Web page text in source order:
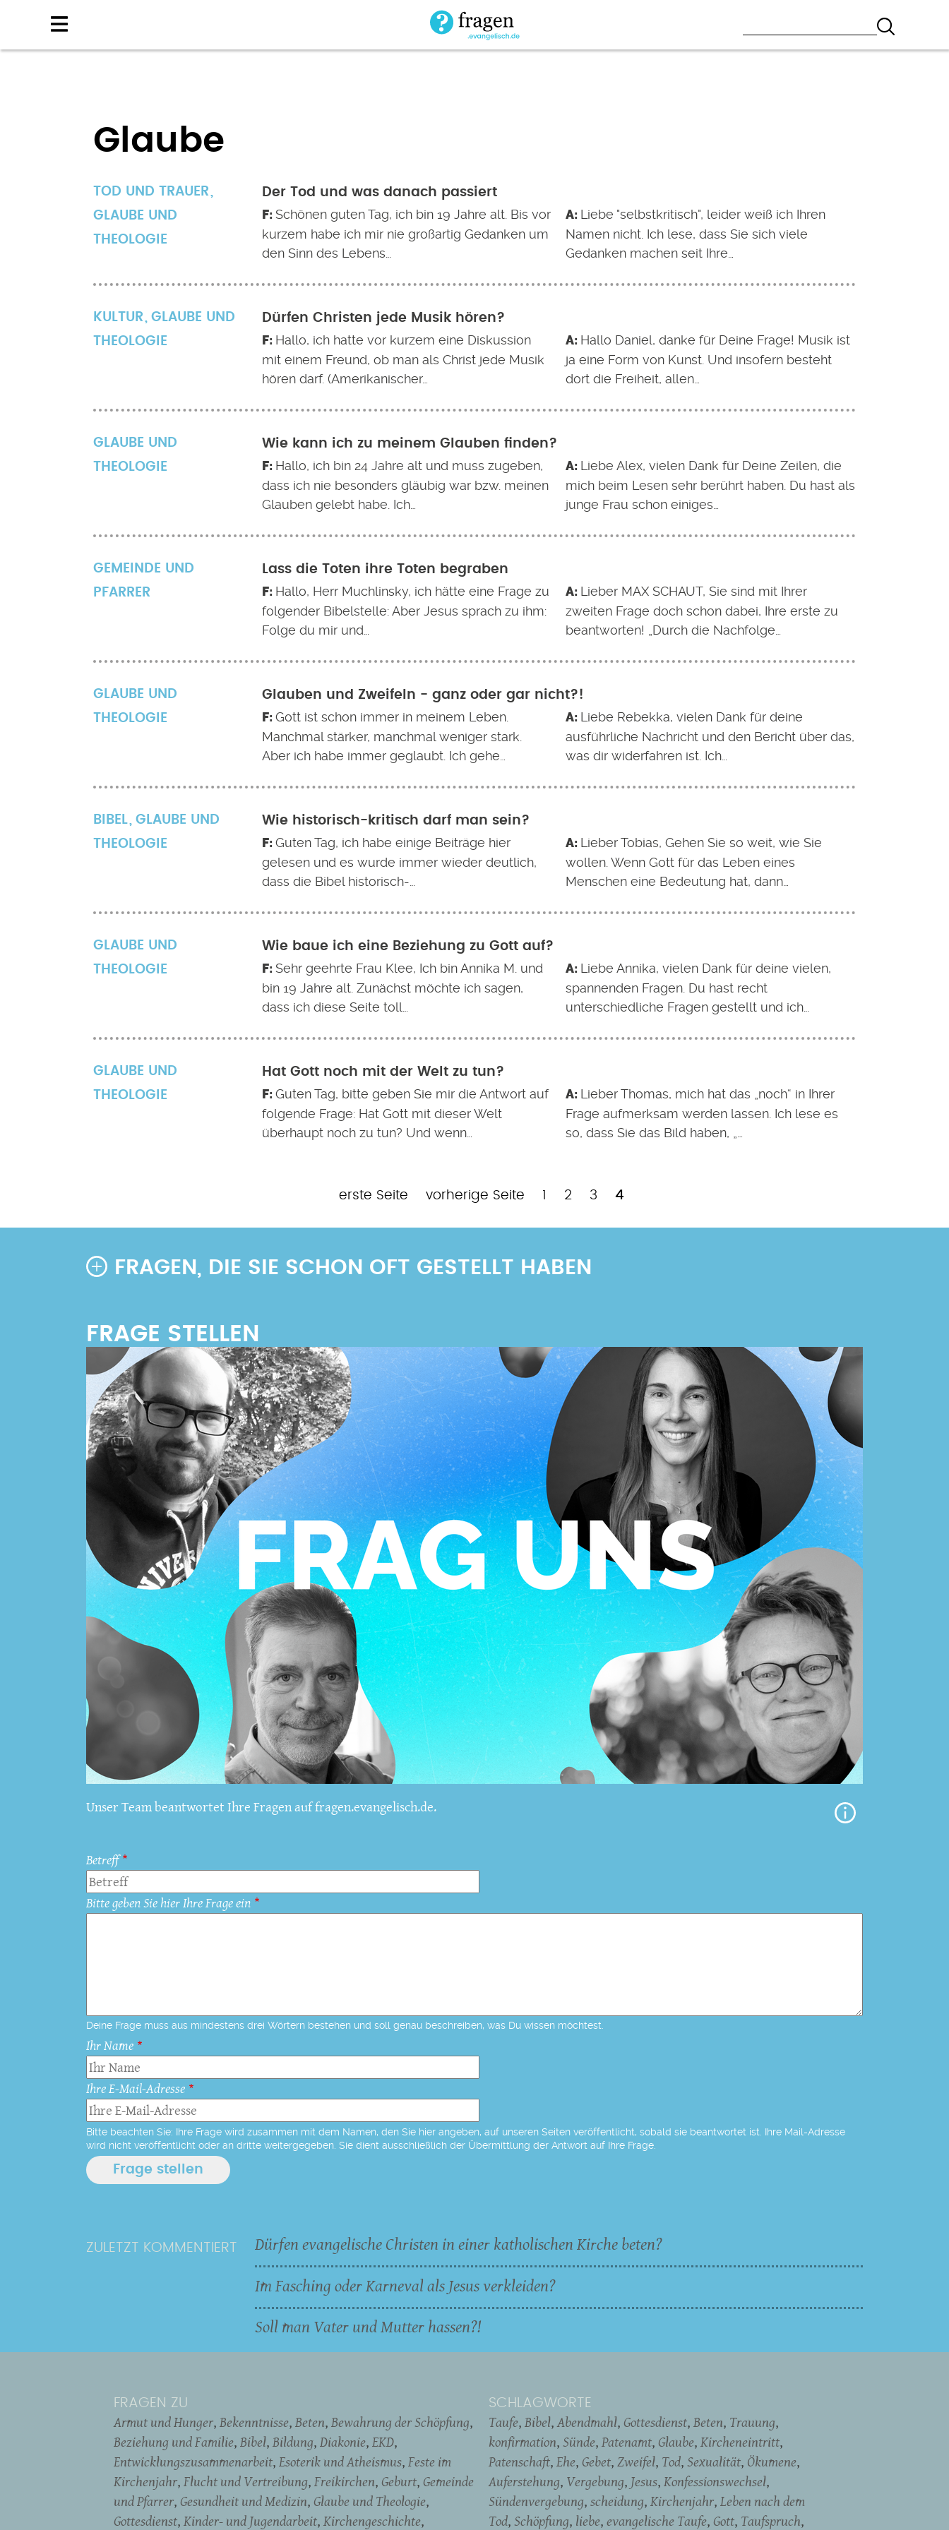
Glaube
TOD UND TRAUER
GLAUBE UND
THEOLOGIE
Der Tod und was danach passiert
Schönen guten Tag, ich bin 19 Jahre alt. Bis vor
kurzem habe ich mir nie großartig Gedanken um
den Sinn des Lebens…
Liebe "selbstkritisch", leider weiß ich Ihren
Namen nicht. Ich lese, dass Sie sich viele
Gedanken machen seit Ihre…
KULTUR
GLAUBE UND
THEOLOGIE
Dürfen Christen jede Musik hören?
Hallo, ich hatte vor kurzem eine Diskussion
mit einem Freund, ob man als Christ jede Musik
hören darf. (Amerikanischer…
Hallo Daniel, danke für Deine Frage! Musik ist
ja eine Form von Kunst. Und insofern besteht
dort die Freiheit, allen…
GLAUBE UND
THEOLOGIE
Wie kann ich zu meinem Glauben finden?
Hallo, ich bin 24 Jahre alt und muss zugeben,
dass ich nie besonders gläubig war bzw. meinen
Glauben gelebt habe. Ich…
Liebe Alex, vielen Dank für Deine Zeilen, die
mich beim Lesen sehr berührt haben. Du hast als
junge Frau schon einiges…
GEMEINDE UND
PFARRER
Lass die Toten ihre Toten begraben
Hallo, Herr Muchlinsky, ich hätte eine Frage zu
folgender Bibelstelle: Aber Jesus sprach zu ihm:
Folge du mir und…
Lieber MAX SCHAUT, Sie sind mit Ihrer
zweiten Frage doch schon dabei, Ihre erste zu
beantworten! „Durch die Nachfolge…
GLAUBE UND
THEOLOGIE
Glauben und Zweifeln - ganz oder gar nicht?!
Gott ist schon immer in meinem Leben.
Manchmal stärker, manchmal weniger stark.
Aber ich habe immer geglaubt. Ich gehe…
Liebe Rebekka, vielen Dank für deine
ausführliche Nachricht und den Bericht über das,
was dir widerfahren ist. Ich…
BIBEL GLAUBE UND
THEOLOGIE
Wie historisch-kritisch darf man sein?
Guten Tag, ich habe einige Beiträge hier
gelesen und es wurde immer wieder deutlich,
dass die Bibel historisch-…
Lieber Tobias, Gehen Sie so weit, wie Sie
wollen. Wenn Gott für das Leben eines
Menschen eine Bedeutung hat, dann…
GLAUBE UND
THEOLOGIE
Wie baue ich eine Beziehung zu Gott auf?
Sehr geehrte Frau Klee, Ich bin Annika M. und
bin 19 Jahre alt. Zunächst möchte ich sagen,
dass ich diese Seite toll…
Liebe Annika, vielen Dank für deine vielen,
spannenden Fragen. Du hast recht
unterschiedliche Fragen gestellt und ich…
GLAUBE UND
THEOLOGIE
Hat Gott noch mit der Welt zu tun?
Guten Tag, bitte geben Sie mir die Antwort auf
folgende Frage: Hat Gott mit dieser Welt
überhaupt noch zu tun? Und wenn…
Lieber Thomas, mich hat das „noch“ in Ihrer
Frage aufmerksam werden lassen. Ich lese es
so, dass Sie das Bild haben, „…
Erste
erste Seite
Vorherige
vorherige Seite Page
1 Page
2 Page
3
Aktuelle
4
FRAGEN, DIE SIE SCHON OFT GESTELLT HABEN
Unser Team beantwortet Ihre Fragen auf fragen.evangelisch.de.
Betreff
Bitte geben Sie hier Ihre Frage ein
Deine Frage muss aus mindestens drei Wörtern bestehen und soll genau beschreiben, was Du wissen möchtest.
Ihr Name
Ihre E-Mail-Adresse
Bitte beachten Sie: Ihre Frage wird zusammen mit dem Namen, den Sie hier angeben, auf unseren Seiten veröffentlicht, sobald sie beantwortet ist. Ihre Mail-Adresse
wird nicht veröffentlicht oder an dritte weitergegeben. Sie dient ausschließlich der Übermittlung der Antwort auf Ihre Frage.
ZULETZT KOMMENTIERT
Dürfen evangelische Christen in einer katholischen Kirche beten?
Im Fasching oder Karneval als Jesus verkleiden?
Soll man Vater und Mutter hassen?!
FRAGEN ZU
Armut und Hunger Bekenntnisse Beten Bewahrung der Schöpfung
Beziehung und Familie Bibel Bildung Diakonie EKD
Entwicklungszusammenarbeit Esoterik und Atheismus Feste im
Kirchenjahr Flucht und Vertreibung Freikirchen Geburt Gemeinde
und Pfarrer Gesundheit und Medizin Glaube und Theologie
Gottesdienst Kinder- und Jugendarbeit Kirchengeschichte
SCHLAGWORTE
Taufe Bibel Abendmahl Gottesdienst Beten Trauung
konfirmation Sünde Patenamt Glaube Kircheneintritt
Patenschaft Ehe Gebet Zweifel Tod Sexualität Ökumene
Auferstehung Vergebung Jesus Konfessionswechsel
Sündenvergebung scheidung Kirchenjahr Leben nach dem
Tod Schöpfung liebe evangelische Taufe Gott Taufspruch